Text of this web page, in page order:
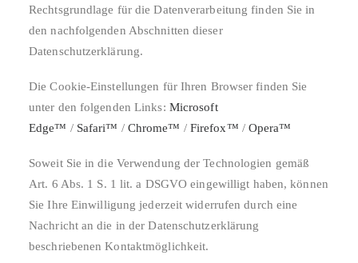
Rechtsgrundlage für die Datenverarbeitung finden Sie in
den nachfolgenden Abschnitten dieser
Datenschutzerklärung.
Die Cookie-Einstellungen für Ihren Browser finden Sie
unter den folgenden Links: Microsoft
Edge™ / Safari™ / Chrome™ / Firefox™ / Opera™
Soweit Sie in die Verwendung der Technologien gemäß
Art. 6 Abs. 1 S. 1 lit. a DSGVO eingewilligt haben, können
Sie Ihre Einwilligung jederzeit widerrufen durch eine
Nachricht an die in der Datenschutzerklärung
beschriebenen Kontaktmöglichkeit.